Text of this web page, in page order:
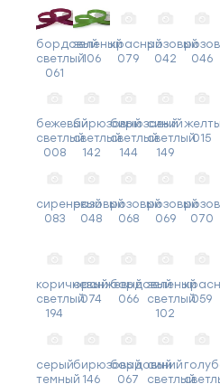
бордовый
светлый
061
зеленый
106
красный
079
розовый
042
046
бежевый
светлый
008
бирюзовый
светлый
142
бирюзовый
светлый
144
синий
светлый
149
015
сиреневый
083
розовый
048
розовый
068
розовый
069
070
коричневый
светлый
194
оранжевый
074
бордовый
066
зеленый
светлый
102
059
серый
темный
бирюзовый
146
бордовый
067
синий
светлый